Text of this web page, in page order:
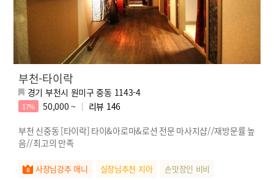
부천-타이락
경기 부천시 원미구 중동 1143-4
17% 50,000 ~ 리뷰 146
부천 신중동 [타이락] 타이&아로마&로션 전문 마사지샵//재방문률 높
음//최고의 만족
사장님강추 애니 실장님추천 지아 손맛장인 비비